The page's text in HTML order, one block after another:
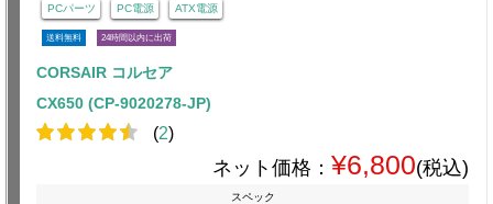
PCパーツ PC電源 ATX電源
送料無料 24時間以内に出荷
CORSAIR コルセア
CX650 (CP-9020278-JP)
(2)
ネット価格： ¥6,800(税込)
スペック